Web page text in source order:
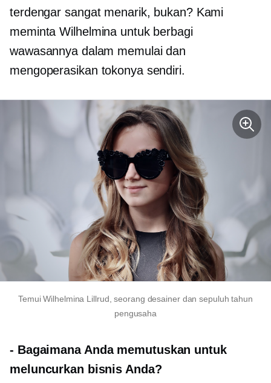
terdengar sangat menarik, bukan? Kami
meminta Wilhelmina untuk berbagi
wawasannya dalam memulai dan
mengoperasikan tokonya sendiri.
Temui Wilhelmina Lillrud, seorang desainer dansepuluh tahun
pengusaha
- Bagaimana Anda memutuskan untuk
meluncurkan bisnis Anda?